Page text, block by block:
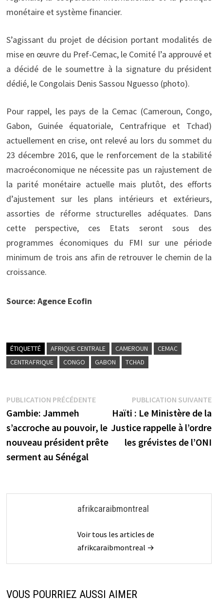
monétaire et système financier.
S’agissant du projet de décision portant modalités de
mise en œuvre du Pref-Cemac, le Comité l’a approuvé et
a décidé de le soumettre à la signature du président
dédié, le Congolais Denis Sassou Nguesso (photo).
Pour rappel, les pays de la Cemac (Cameroun, Congo,
Gabon, Guinée équatoriale, Centrafrique et Tchad)
actuellement en crise, ont relevé au lors du sommet du
23 décembre 2016, que le renforcement de la stabilité
macroéconomique ne nécessite pas un rajustement de
la parité monétaire actuelle mais plutôt, des efforts
d’ajustement sur les plans intérieurs et extérieurs,
assorties de réforme structurelles adéquates. Dans
cette perspective, ces Etats seront sous des
programmes économiques du FMI sur une période
minimum de trois ans afin de retrouver le chemin de la
croissance.
Source: Agence Ecofin
ÉTIQUETTÉ AFRIQUE CENTRALE CAMEROUN
CEMAC
CENTRAFRIQUE
CONGO GABON TCHAD
Navigation
de
l’article
PUBLICATION PRÉCÉDENTEPublication
précédente :
Gambie: Jammeh
s’accroche au pouvoir, le
nouveau président prête
serment au Sénégal
PUBLICATION SUIVANTE
Haïti : Le Ministère de la
Justice rappelle à l’ordre
les grévistes de l’ONI
afrikcaraibmontreal
Voir tous les articles de
afrikcaraibmontreal →
VOUS POURRIEZ AUSSI AIMER